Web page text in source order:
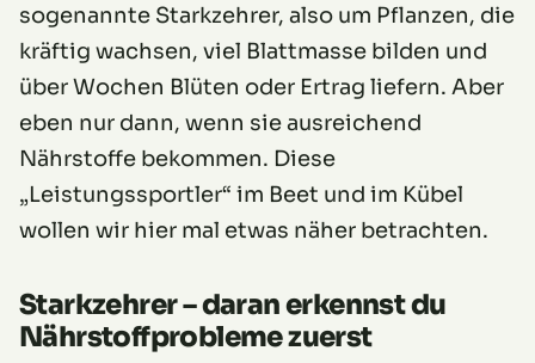
sogenannte Starkzehrer, also um Pflanzen, die
kräftig wachsen, viel Blattmasse bilden und
über Wochen Blüten oder Ertrag liefern. Aber
eben nur dann, wenn sie ausreichend
Nährstoffe bekommen. Diese
„Leistungssportler“ im Beet und im Kübel
wollen wir hier mal etwas näher betrachten.
Starkzehrer – daran erkennst du
Nährstoffprobleme zuerst